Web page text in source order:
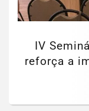
IV
reforça a